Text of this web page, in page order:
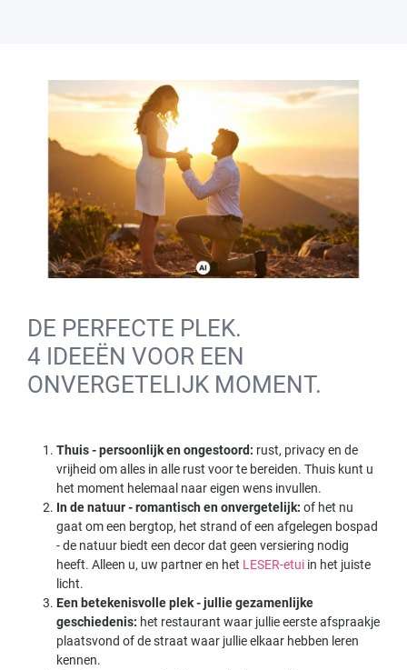
DE PERFECTE PLEK.
4 IDEEËN VOOR EEN
ONVERGETELIJK MOMENT.
Thuis - persoonlijk en ongestoord: rust, privacy en de
vrijheid om alles in alle rust voor te bereiden. Thuis kunt u
het moment helemaal naar eigen wens invullen.
In de natuur - romantisch en onvergetelijk: of het nu
gaat om een bergtop, het strand of een afgelegen bospad
- de natuur biedt een decor dat geen versiering nodig
heeft. Alleen u, uw partner en het LESER-etui in het juiste
licht.
Een betekenisvolle plek - jullie gezamenlijke
geschiedenis: het restaurant waar jullie eerste afspraakje
plaatsvond of de straat waar jullie elkaar hebben leren
kennen.